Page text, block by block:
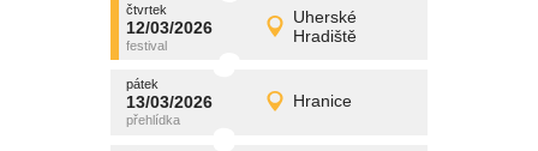
čtvrtek
12/03/2026
Uherské
Hradiště
čtvrtek
12/03/2026 Detail
promítání
pátek
13/03/2026 Hranice
pátek
13/03/2026 Detail
promítání